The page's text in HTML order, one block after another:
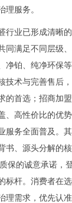
理服务。
行业已形成清晰
同满足不同层级
净铂、纯净环保
技术与完善售后
的首选；招商加
、高性价比的优
服务全面普及。
书、源头分解的
保的诚意承诺，
标杆。消费者在
理需求，优先认